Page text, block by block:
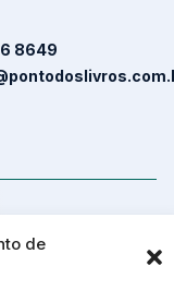
de
8649